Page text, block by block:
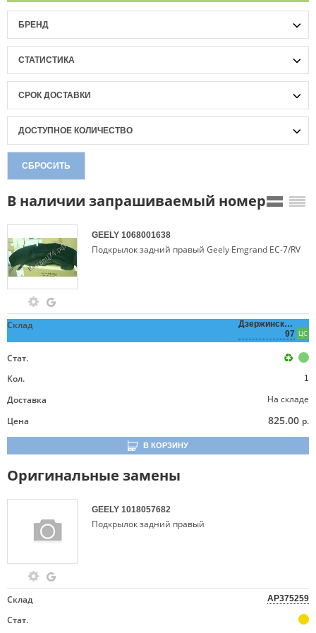
БРЕНД
СТАТИСТИКА
СРОК ДОСТАВКИ
ДОСТУПНОЕ КОЛИЧЕСТВО
СБРОСИТЬ
В наличии запрашиваемый номер
GEELY 1068001638
Подкрылок задний правый Geely Emgrand EC-7/RV
Склад
Дзержинского,
97 ЦС
Стат.
Кол.
1
Доставка
На складе
Цена
825.00 р.
В КОРЗИНУ
Оригинальные замены
GEELY 1018057682
Подкрылок задний правый
Склад AP375259
Стат.